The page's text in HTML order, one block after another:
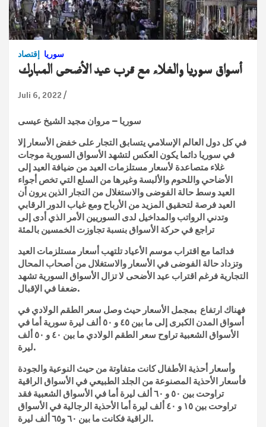
إقتصاد سوريا
أسواق سوريا والغلاء مع قرب عيد الأضحى المبارك
Juli 6, 2022
في كل دول العالم الإسلامي يتسابق التجار على خفض الأسعار إلا
في سوريا دائما يكون العكس لتشهد الأسواق السورية موجات
غلاء متصاعدة لأسعار مستلزمات العيد من ضيافة العيد إلى
الأضاحي واللحوم والألبسة وغيرها من السلع التي تخص أجواء
العيد وسط حالة الفوضى والاستغلال من التجار الذين يرون أن
العيد فرصة لتحقيق المزيد من الأرباح ومع غياب الدور الرقابي
وتدني الرواتب والمداخيل لدى السوريين الأمر الذي أدى إلى
تراجع في حركة الأسواق بنسبة تجاوزت الخمسين بالمئة
فدائما مع اقتراب موسم الأعياد تلتهب أسعار مستلزمات العيد
وتزداد حالة الفوضى في الأسعار والاستغلال من أصحاب المحال
التجارية فرغم اقتراب عيد الأضحى لا تزال الأسواق السورية تشهد
ضعفا في الإقبال.
فهناك ارتفاع بمجمل الأسعار حيث وصل سعر الطقم الولادي في
أسواق المدن الكبرى إلى ما بين ٤٥ و ٥٠ ألف ليرة سورية أما في
الأسواق الشعبية تراوح سعر الطقم الولادي ما بين ٤٠ و ٥٠ ألف
ليرة.
وأسعار أحذية الأطفال كانت متفاوتة من حيث النوعية والجودة
فأسعار الأحذية المصنوعة من الجلد الطبيعي في الأسواق الراقية
تراوحت بين ٥٠ و ٦٠ ألف ليرة أما في الأسواق الشعبية فقد
تراوحت بين ١٥ و ٤٠ ألف ليرة أما الأحذية الرجالية في الأسواق
الراقية فكانت ما بين ٦٠ و٦٥ ألف ليرة.